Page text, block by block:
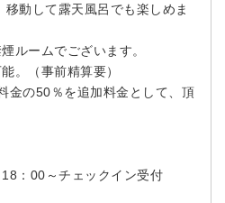
動して露天風呂でも楽しめま
ルームでございます。
。（事前精算要）
金の50％を追加料金として、頂
：00～チェックイン受付